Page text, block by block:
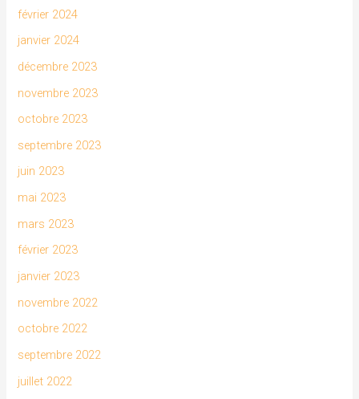
février 2024
janvier 2024
décembre 2023
novembre 2023
octobre 2023
septembre 2023
juin 2023
mai 2023
mars 2023
février 2023
janvier 2023
novembre 2022
octobre 2022
septembre 2022
juillet 2022